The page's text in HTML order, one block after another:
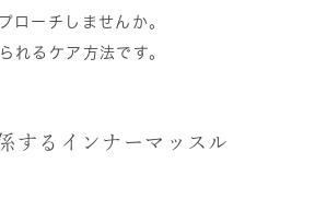
ローチしませんか。
れるケア方法です。
するインナーマッスル